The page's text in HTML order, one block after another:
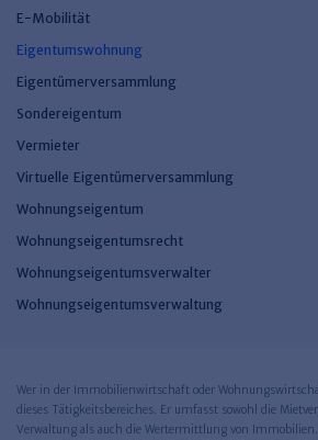
E-Mobilität
Eigentumswohnung
Eigentümerversammlung
Sondereigentum
Vermieter
Virtuelle Eigentümerversammlung
Wohnungseigentum
Wohnungseigentumsrecht
Wohnungseigentumsverwalter
Wohnungseigentumsverwaltung
Wer in der Immobilienwirtschaft oder
dieses Tätigkeitsbereiches. Er umfasst sowohl die
Verwaltung als auch die Wertermittlung von Immobilien.